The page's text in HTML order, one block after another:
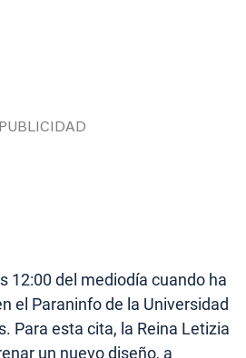
12:00 del mediodía cuando ha
el Paraninfo de la Universidad
Para esta cita, la Reina Letizia
un nuevo diseño, a